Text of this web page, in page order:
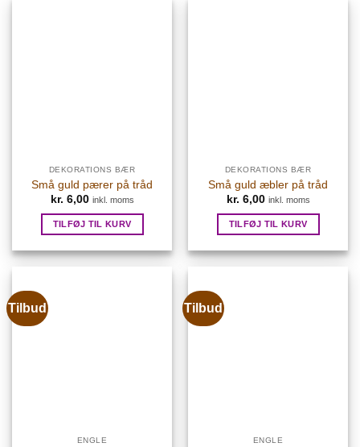
DEKORATIONS BÆR
Små guld pærer på tråd
kr. 6,00 inkl. moms
TILFØJ TIL KURV
DEKORATIONS BÆR
Små guld æbler på tråd
kr. 6,00 inkl. moms
TILFØJ TIL KURV
Tilbud
ENGLE
Tilbud
ENGLE